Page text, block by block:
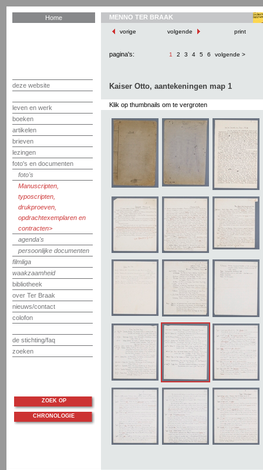
Home
deze website
leven en werk
boeken
artikelen
brieven
lezingen
foto's en documenten
foto's
Manuscripten,
typoscripten,
drukproeven,
opdrachtexemplaren en
contracten
agenda's
persoonlijke documenten
filmliga
waakzaamheid
bibliotheek
over Ter Braak
nieuws/contact
colofon
de stichting/faq
zoeken
MENNO TER BRAAK
vorige volgende print
pagina's: 1 2 3 4 5 6 volgende >
Kaiser Otto, aantekeningen map 1
Klik op thumbnails om te vergroten
ZOEK OP
CHRONOLOGIE